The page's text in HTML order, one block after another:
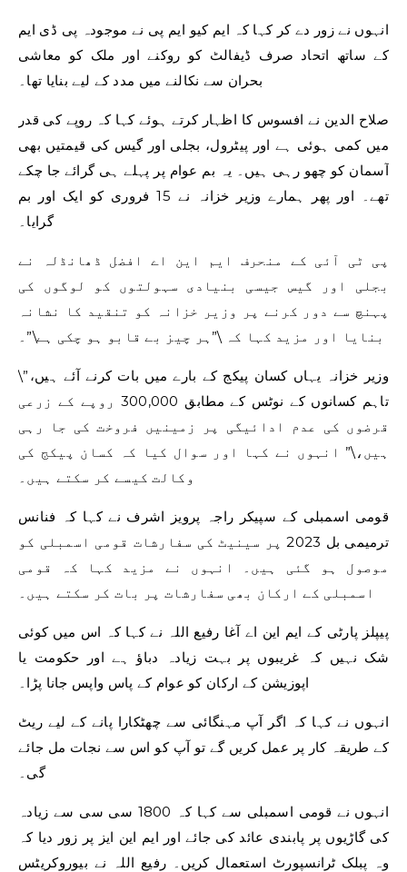
انہوں نے زور دے کر کہا کہ ایم کیو ایم پی نے موجودہ پی ڈی ایم
کے ساتھ اتحاد صرف ڈیفالٹ کو روکنے اور ملک کو معاشی
بحران سے نکالنے میں مدد کے لیے بنایا تھا۔
صلاح الدین نے افسوس کا اظہار کرتے ہوئے کہا کہ روپے کی قدر
میں کمی ہوئی ہے اور پیٹرول، بجلی اور گیس کی قیمتیں بھی
آسمان کو چھو رہی ہیں۔ یہ بم عوام پر پہلے ہی گرائے جا چکے
تھے۔ اور پھر ہمارے وزیر خزانہ نے 15 فروری کو ایک اور بم
گرایا۔
پی ٹی آئی کے منحرف ایم این اے افضل ڈھانڈلہ نے
بجلی اور گیس جیسی بنیادی سہولتوں کو لوگوں کی
پہنچ سے دور کرنے پر وزیر خزانہ کو تنقید کا نشانہ
بنایا اور مزید کہا کہ \”ہر چیز بے قابو ہو چکی ہے\”۔
\”وزیر خزانہ یہاں کسان پیکج کے بارے میں بات کرنے آئے ہیں،
تاہم کسانوں کے نوٹس کے مطابق 300,000 روپے کے زرعی
قرضوں کی عدم ادائیگی پر زمینیں فروخت کی جا رہی
ہیں،\” انہوں نے کہا اور سوال کیا کہ کسان پیکج کی
وکالت کیسے کر سکتے ہیں۔
قومی اسمبلی کے سپیکر راجہ پرویز اشرف نے کہا کہ فنانس
ترمیمی بل 2023 پر سینیٹ کی سفارشات قومی اسمبلی کو
موصول ہو گئی ہیں۔ انہوں نے مزید کہا کہ قومی
اسمبلی کے ارکان بھی سفارشات پر بات کر سکتے ہیں۔
پیپلز پارٹی کے ایم این اے آغا رفیع اللہ نے کہا کہ اس میں کوئی
شک نہیں کہ غریبوں پر بہت زیادہ دباؤ ہے اور حکومت یا
اپوزیشن کے ارکان کو عوام کے پاس واپس جانا پڑا۔
انہوں نے کہا کہ اگر آپ مہنگائی سے چھٹکارا پانے کے لیے ریٹ
کے طریقہ کار پر عمل کریں گے تو آپ کو اس سے نجات مل جائے
گی۔
انہوں نے قومی اسمبلی سے کہا کہ 1800 سی سی سے زیادہ
کی گاڑیوں پر پابندی عائد کی جائے اور ایم این ایز پر زور دیا کہ
وہ پبلک ٹرانسپورٹ استعمال کریں۔ رفیع اللہ نے بیوروکریٹس